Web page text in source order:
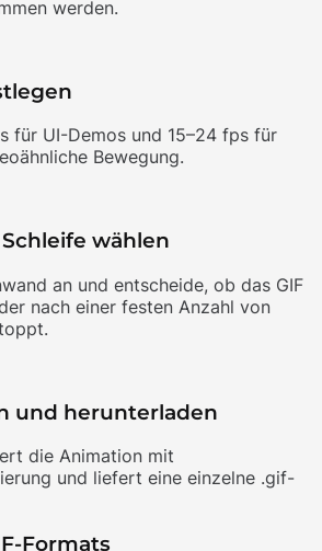
werden.
für UI-Demos und 15–24 fps für
Bewegung.
wählen
an und entscheide, ob das GIF
nach einer festen Anzahl von
und herunterladen
die Animation mit
und liefert eine einzelne .gif-
Formats